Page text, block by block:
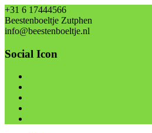
+31 6 17444566
Beestenboeltje Zutphen
info@beestenboeltje.nl
Social Icon